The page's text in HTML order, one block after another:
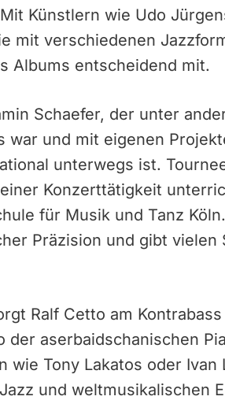
Künstlern wie Udo
mit verschiedenen
Albums entscheidend mit.
Schaefer, der unter
war und mit eigenen
unterwegs ist.
Konzerttätigkeit
für Musik und Tanz
Präzision und gibt vielen
Ralf Cetto am
der aserbaidschanischen
wie Tony Lakatos oder Ivan
und weltmusikalischen